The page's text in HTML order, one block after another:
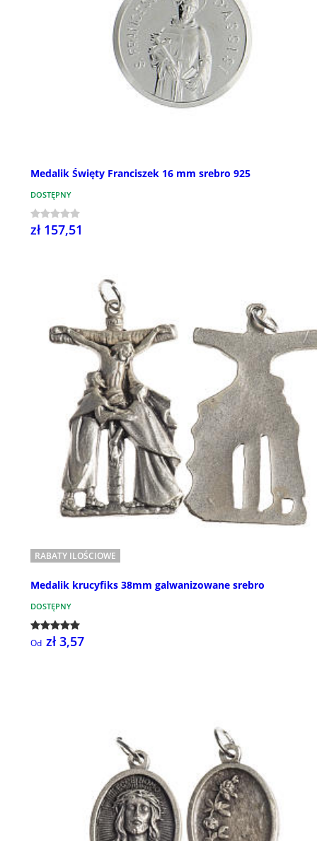
Medalik Święty Franciszek 16 mm srebro 925
DOSTĘPNY
zł 157,51
RABATY ILOŚCIOWE
Medalik krucyfiks 38mm galwanizowane srebro
DOSTĘPNY
Od zł 3,57